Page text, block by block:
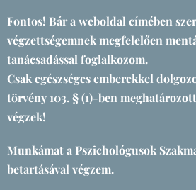
Fontos! Bár a weboldal címében
végzettségemnek megfelelően
tanácsadással foglalkozom.
Csak egészséges emberekkel
törvény 103. § (1)-ben
végzek!
Munkámat a Pszichológusok
betartásával végzem.